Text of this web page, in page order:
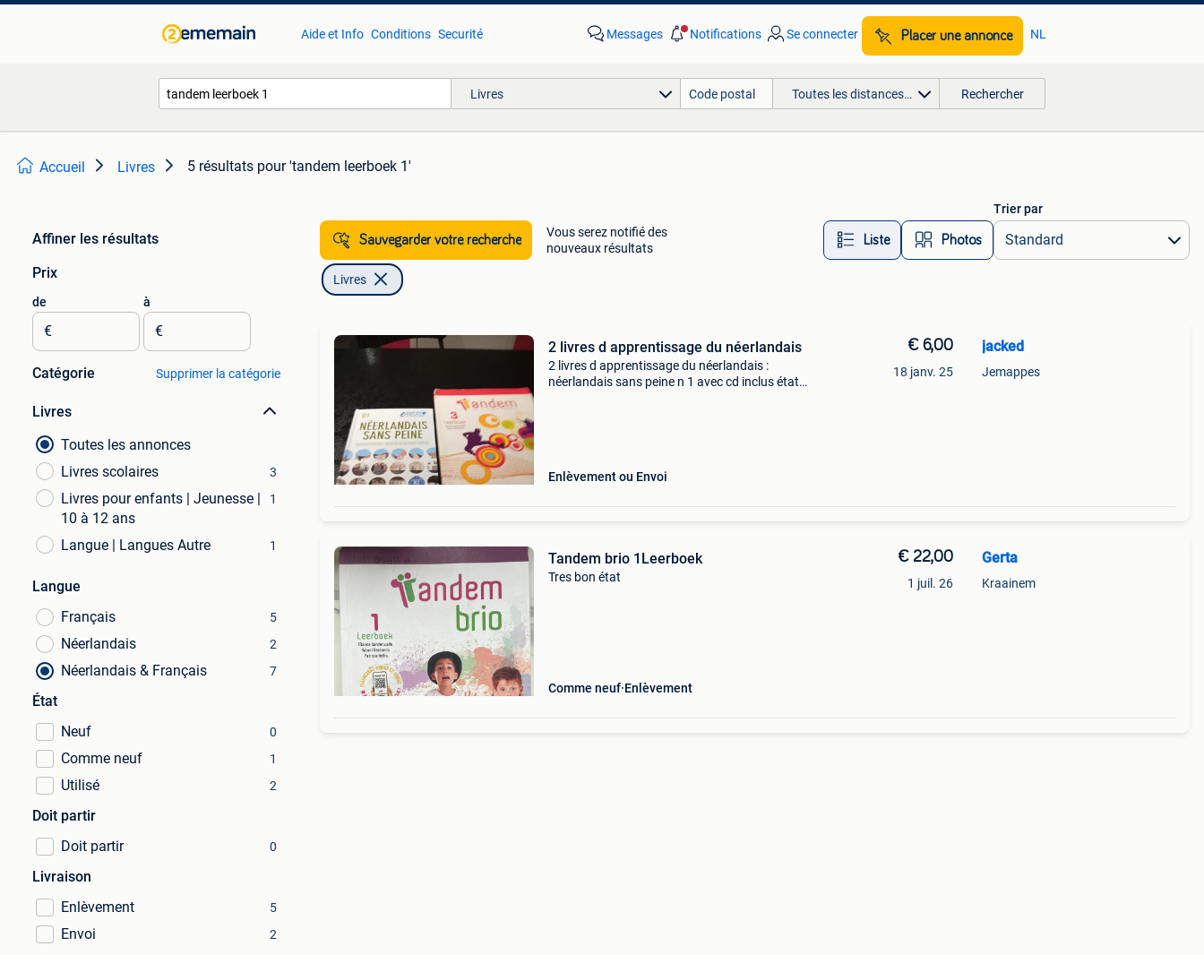
Aide et Info Conditions Securité Messages Notifications Se connecter Placer une annonce NL
Livres Toutes les distances… Rechercher
Accueil Livres 5 résultats pour 'tandem leerboek 1'
Affiner les résultats
Prix
de
€
à
€
Catégorie Supprimer la catégorie
Livres
Toutes les annonces
Livres scolaires
3
Livres pour enfants | Jeunesse |
10 à 12 ans
1
Langue | Langues Autre 1
Langue
Français
5
Néerlandais 2
Néerlandais & Français 7
État
Neuf
0
Comme neuf 1
Utilisé 2
Doit partir
Doit partir
0
Livraison
Enlèvement
5
Envoi 2
Sauvegarder votre recherche
Vous serez notifié des
nouveaux résultats
Liste Photos
Trier par
Livres
2 livres d apprentissage du néerlandais
2 livres d apprentissage du néerlandais :
néerlandais sans peine n 1 avec cd inclus état
Enlèvement ou Envoi
€ 6,00
18 janv. 25
jacked
Jemappes
Tandem brio 1Leerboek
Tres bon état
Comme neuf Enlèvement
€ 22,00
1 juil. 26
Gerta
Kraainem